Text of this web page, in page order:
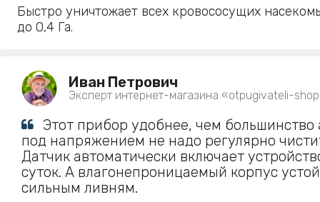
Быстро уничтожает всех кровососущих
до 0,4 Га.
Иван Петрович
Эксперт интернет-магазина «otpugivateli-
Этот прибор удобнее, чем большинство
под напряжением не надо регулярно
Датчик автоматически включает
суток. А влагонепроницаемый корпус
сильным ливням.